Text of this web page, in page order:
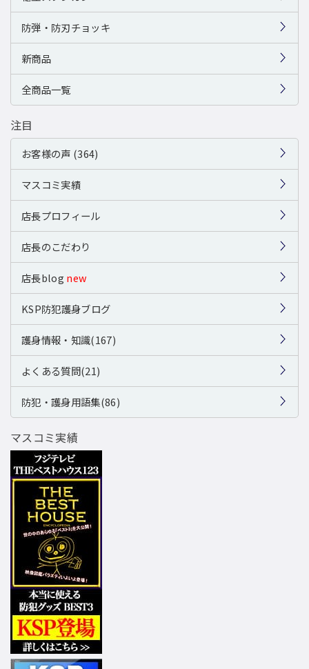
防弾・防刃チョッキ
新商品
全商品一覧
注目
お客様の声 (364)
マスコミ実績
店長プロフィール
店長のこだわり
店長blog new
KSP防犯護身ブログ
護身情報・知識(167)
よくある質問(21)
防犯・護身用語集(86)
マスコミ実績